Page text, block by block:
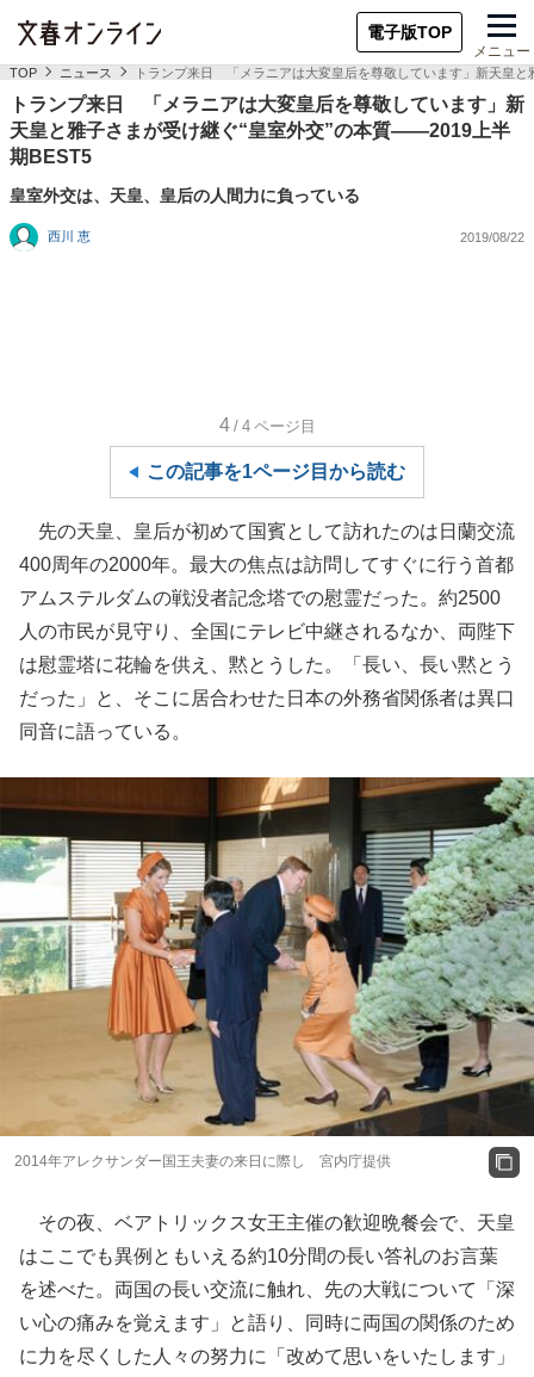
電子版TOP
メニュー
TOP ニュース トランプ来日 「メラニアは大変皇后を尊敬しています」新天皇
トランプ来日 「メラニアは大変皇后を尊敬しています」新
天皇と雅子さまが受け継ぐ“皇室外交”の本質――2019上半
期BEST5
皇室外交は、天皇、皇后の人間力に負っている
西川 恵 2019/08/22
4 /4 ページ目
この記事を1ページ目から読む
先の天皇、皇后が初めて国賓として訪れたのは日蘭交流
400周年の2000年。最大の焦点は訪問してすぐに行う首都
アムステルダムの戦没者記念塔での慰霊だった。約2500
人の市民が見守り、全国にテレビ中継されるなか、両陛下
は慰霊塔に花輪を供え、黙とうした。「長い、長い黙とう
だった」と、そこに居合わせた日本の外務省関係者は異口
同音に語っている。
2014年アレクサンダー国王夫妻の来日に際し 宮内庁提供
その夜、ベアトリックス女王主催の歓迎晩餐会で、天皇
はここでも異例ともいえる約10分間の長い答礼のお言葉
を述べた。両国の長い交流に触れ、先の大戦について「深
い心の痛みを覚えます」と語り、同時に両国の関係のため
に力を尽くした人々の努力に「改めて思いをいたします」